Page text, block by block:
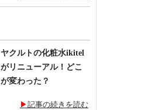
ヤクルトの化粧水ikitel
がリニューアル！どこ
が変わった？
記事の続きを読む